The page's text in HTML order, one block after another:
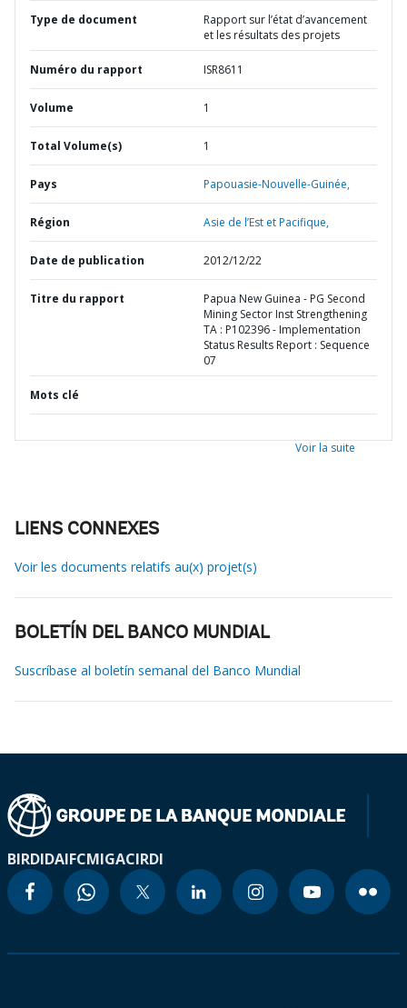
Type de document
Rapport sur l’état d’avancement
et les résultats des projets
Numéro du rapport ISR8611
Volume 1
Total Volume(s) 1
Pays Papouasie-Nouvelle-Guinée,
Région Asie de l’Est et Pacifique,
Date de publication 2012/12/22
Titre du rapport
Papua New Guinea - PG Second
Mining Sector Inst Strengthening
TA : P102396 - Implementation
Status Results Report : Sequence
07
Mots clé
Voir la suite
LIENS CONNEXES
Voir les documents relatifs au(x) projet(s)
BOLETÍN DEL BANCO MUNDIAL
Suscríbase al boletín semanal del Banco Mundial
BIRDIDAIFCMIGACIRDI